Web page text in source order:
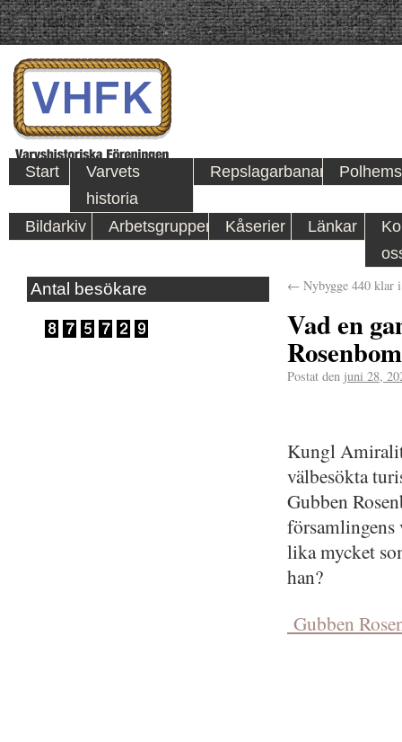
Start
Varvets
historia
Repslagarbanan
Bildarkiv Arbetsgrupper Kåserier Länkar
Antal besökare ← Nybygge 440 klar
Vad en
Postat den juni 28,
Kungl
välbesökta
Gubben
församlingens
lika mycket
han?
Gubben